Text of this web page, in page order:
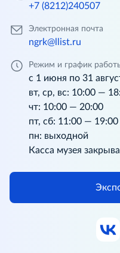
+7 (8212)240507
Электронная почта
ngrk@llist.ru
Режим и график
с 1 июня по 31
вт, ср, вс: 10:00 —
чт: 10:00 — 20:00
пт, сб: 11:00 — 19:00
пн: выходной
Касса музея